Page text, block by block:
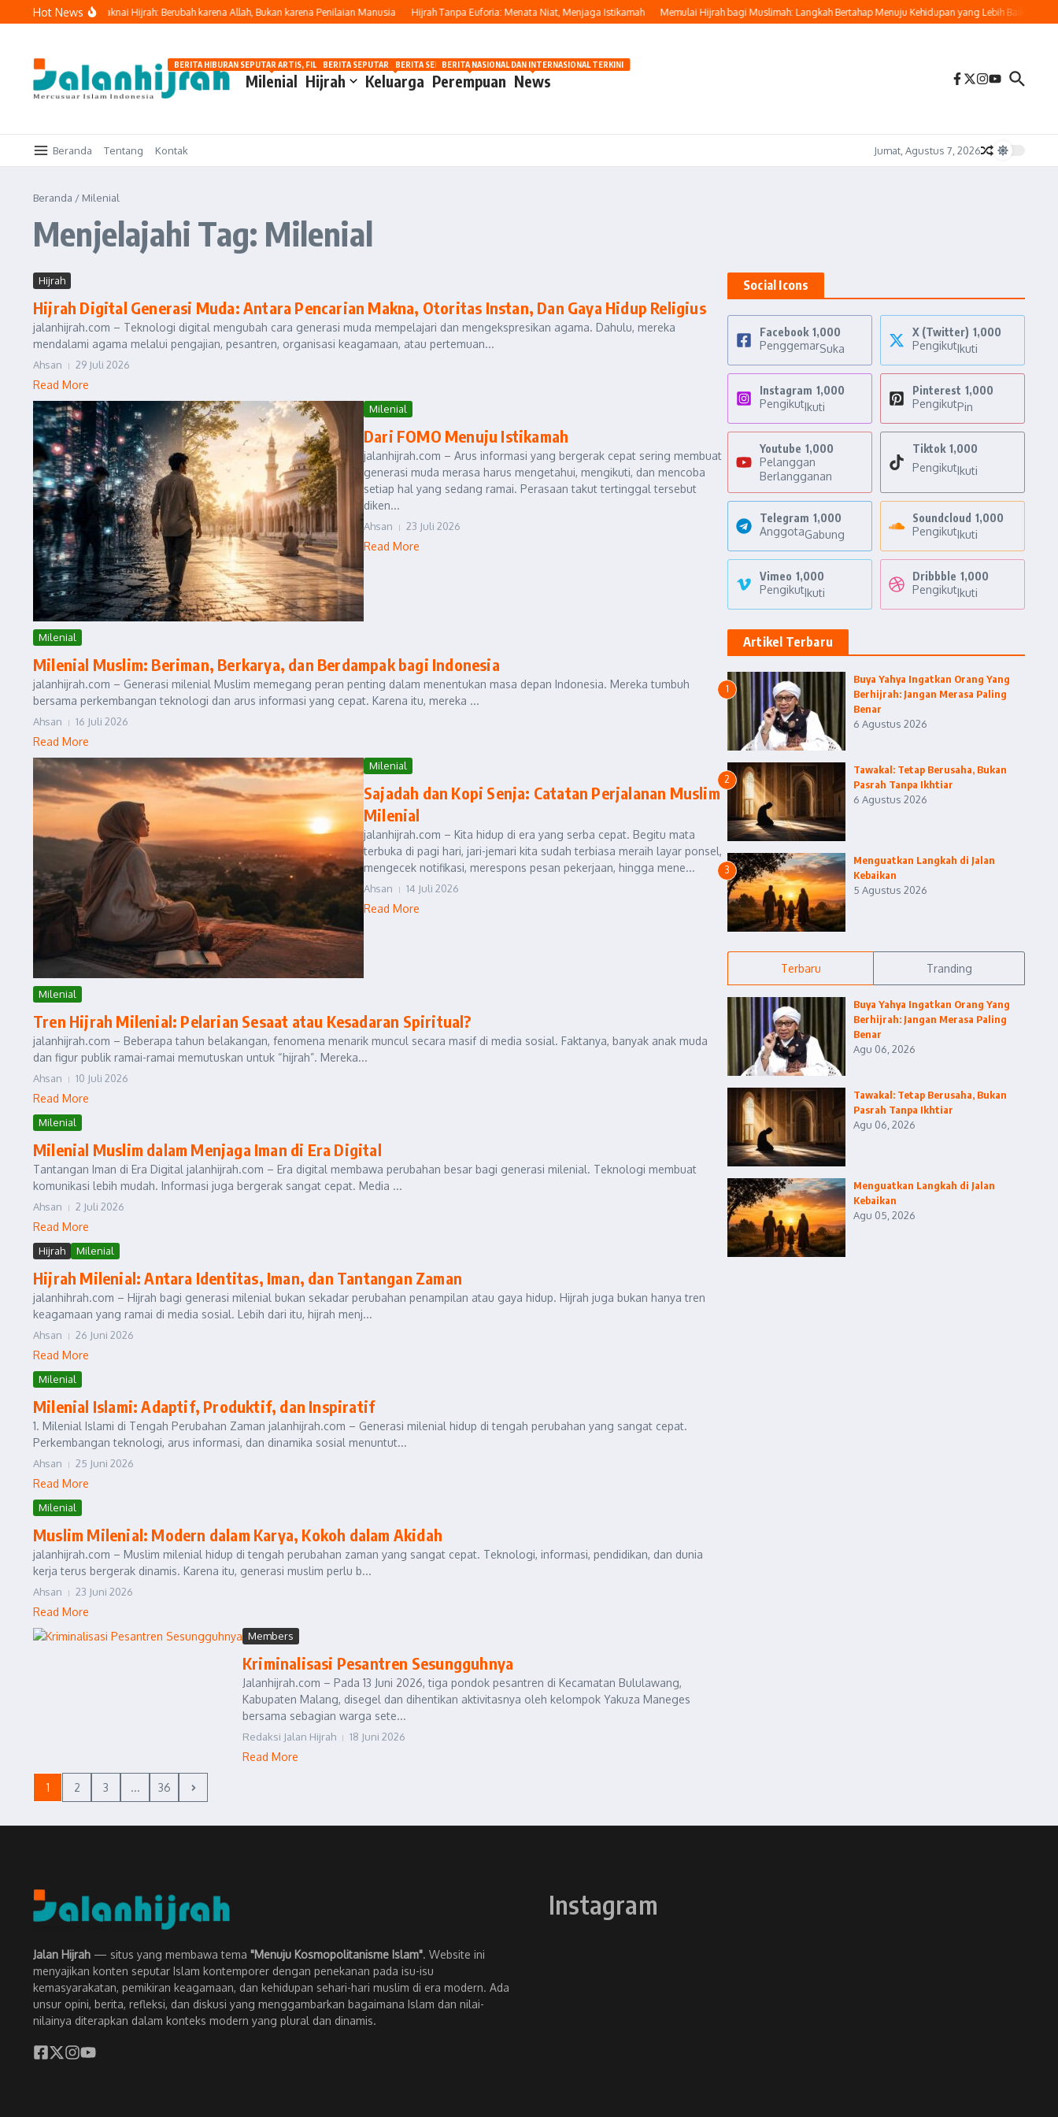
Lewati ke konten
Hot News
Kebaikan Memaknai Hijrah: Berubah karena Allah, Bukan karena Penilaian Manusia Hijrah Tanpa Euforia: Menata Niat, Menjaga Istikamah Memulai Hijrah bagi Muslimah: Langkah Bertahap Menuju Kehidupan yang Lebih Baik
Milenial
BERITA HIBURAN SEPUTAR ARTIS, FILM, DAN GOSIP
Hijrah Keluarga
BERITA SEPUTAR OTOMOTIF HARI INI
Perempuan
BERITA SEPUTAR KECANTIKAN WANITA
News
BERITA NASIONAL DAN INTERNASIONAL TERKINI
Beranda Tentang Kontak Jumat, Agustus 7, 2026
Beranda / Milenial
Menjelajahi Tag: Milenial
Hijrah
Hijrah Digital Generasi Muda: Antara Pencarian Makna, Otoritas Instan, Dan Gaya Hidup Religius
jalanhijrah.com – Teknologi digital mengubah cara generasi muda mempelajari dan mengekspresikan agama. Dahulu, mereka
mendalami agama melalui pengajian, pesantren, organisasi keagamaan, atau pertemuan...
Ahsan 29 Juli 2026
Read More
Milenial
Dari FOMO Menuju Istikamah
jalanhijrah.com – Arus informasi yang bergerak cepat sering membuat
generasi muda merasa harus mengetahui, mengikuti, dan mencoba
setiap hal yang sedang ramai. Perasaan takut tertinggal tersebut
diken...
Ahsan 23 Juli 2026
Read More
Milenial
Milenial Muslim: Beriman, Berkarya, dan Berdampak bagi Indonesia
jalanhijrah.com – Generasi milenial Muslim memegang peran penting dalam menentukan masa depan Indonesia. Mereka tumbuh
bersama perkembangan teknologi dan arus informasi yang cepat. Karena itu, mereka ...
Ahsan 16 Juli 2026
Read More
Milenial
Sajadah dan Kopi Senja: Catatan Perjalanan Muslim
Milenial
jalanhijrah.com – Kita hidup di era yang serba cepat. Begitu mata
terbuka di pagi hari, jari-jemari kita sudah terbiasa meraih layar ponsel,
mengecek notifikasi, merespons pesan pekerjaan, hingga mene...
Ahsan 14 Juli 2026
Read More
Milenial
Tren Hijrah Milenial: Pelarian Sesaat atau Kesadaran Spiritual?
jalanhijrah.com – Beberapa tahun belakangan, fenomena menarik muncul secara masif di media sosial. Faktanya, banyak anak muda
dan figur publik ramai-ramai memutuskan untuk “hijrah”. Mereka...
Ahsan 10 Juli 2026
Read More
Milenial
Milenial Muslim dalam Menjaga Iman di Era Digital
Tantangan Iman di Era Digital jalanhijrah.com – Era digital membawa perubahan besar bagi generasi milenial. Teknologi membuat
komunikasi lebih mudah. Informasi juga bergerak sangat cepat. Media ...
Ahsan 2 Juli 2026
Read More
Hijrah Milenial
Hijrah Milenial: Antara Identitas, Iman, dan Tantangan Zaman
jalanhihrah.com – Hijrah bagi generasi milenial bukan sekadar perubahan penampilan atau gaya hidup. Hijrah juga bukan hanya tren
keagamaan yang ramai di media sosial. Lebih dari itu, hijrah menj...
Ahsan 26 Juni 2026
Read More
Milenial
Milenial Islami: Adaptif, Produktif, dan Inspiratif
1. Milenial Islami di Tengah Perubahan Zaman jalanhijrah.com – Generasi milenial hidup di tengah perubahan yang sangat cepat.
Perkembangan teknologi, arus informasi, dan dinamika sosial menuntut...
Ahsan 25 Juni 2026
Read More
Milenial
Muslim Milenial: Modern dalam Karya, Kokoh dalam Akidah
jalanhijrah.com – Muslim milenial hidup di tengah perubahan zaman yang sangat cepat. Teknologi, informasi, pendidikan, dan dunia
kerja terus bergerak dinamis. Karena itu, generasi muslim perlu b...
Ahsan 23 Juni 2026
Read More
Members
Kriminalisasi Pesantren Sesungguhnya
Jalanhijrah.com – Pada 13 Juni 2026, tiga pondok pesantren di Kecamatan Bululawang,
Kabupaten Malang, disegel dan dihentikan aktivitasnya oleh kelompok Yakuza Maneges
bersama sebagian warga sete...
Redaksi Jalan Hijrah 18 Juni 2026
Read More
1 2 3 ... 36
Social Icons
Facebook 1,000
PenggemarSuka
X (Twitter) 1,000
PengikutIkuti
Instagram 1,000
PengikutIkuti
Pinterest 1,000
PengikutPin
Youtube 1,000
Pelanggan
Berlangganan
Tiktok 1,000
PengikutIkuti
Telegram 1,000
AnggotaGabung
Soundcloud 1,000
PengikutIkuti
Vimeo 1,000
PengikutIkuti
Dribbble 1,000
PengikutIkuti
Artikel Terbaru
1
Buya Yahya Ingatkan Orang Yang
Berhijrah: Jangan Merasa Paling
Benar
6 Agustus 2026
2
Tawakal: Tetap Berusaha, Bukan
Pasrah Tanpa Ikhtiar
6 Agustus 2026
3
Menguatkan Langkah di Jalan
Kebaikan
5 Agustus 2026
Terbaru Tranding
Buya Yahya Ingatkan Orang Yang
Berhijrah: Jangan Merasa Paling
Benar
Agu 06, 2026
Tawakal: Tetap Berusaha, Bukan
Pasrah Tanpa Ikhtiar
Agu 06, 2026
Menguatkan Langkah di Jalan
Kebaikan
Agu 05, 2026
Jalan Hijrah — situs yang membawa tema "Menuju Kosmopolitanisme Islam". Website ini
menyajikan konten seputar Islam kontemporer dengan penekanan pada isu-isu
kemasyarakatan, pemikiran keagamaan, dan kehidupan sehari-hari muslim di era modern. Ada
unsur opini, berita, refleksi, dan diskusi yang menggambarkan bagaimana Islam dan nilai-
nilainya diterapkan dalam konteks modern yang plural dan dinamis.
Instagram